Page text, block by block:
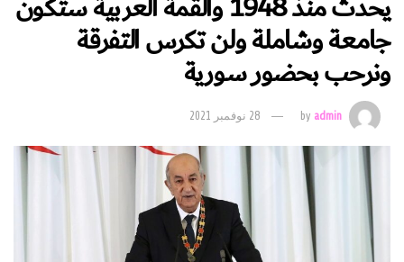
جامعة وشاملة ولن تكرس التفرقة
ونرحب بحضور سورية
byadmin 28 نوفمبر 2021